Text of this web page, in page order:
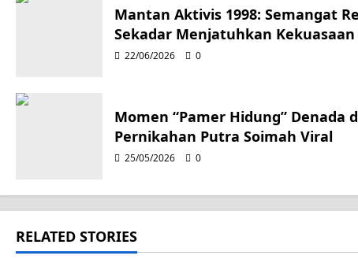
g
i
o
Mantan Aktivis 1998: Semangat
Sekadar Menjatuhkan Kekuasaan
22/06/2026 0
Momen “Pamer Hidung” Denada
Pernikahan Putra Soimah Viral
25/05/2026 0
RELATED STORIES